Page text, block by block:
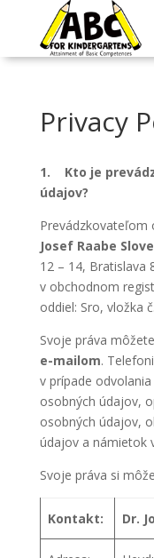
Privacy
1. Kto je
údajov?
Josef Raabe
12 – 14, Bratislava
v obchodnom
oddiel: Sro, vložka
Svoje práva
e-mailom.
v prípade
osobných údajov,
osobných údajov,
údajov a námietok
Svoje práva si
Kontakt: Dr.